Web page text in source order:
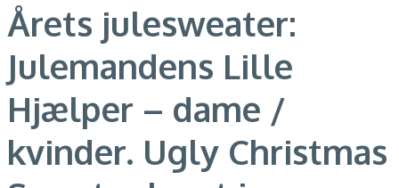
Årets julesweater:
Julemandens Lille
Hjælper – dame /
kvinder. Ugly Christmas